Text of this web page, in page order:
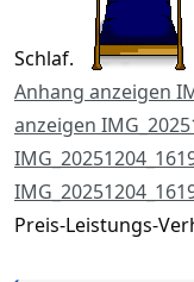
Schlaf.
Anhang anzeigen
anzeigen
Preis-Leistungs-